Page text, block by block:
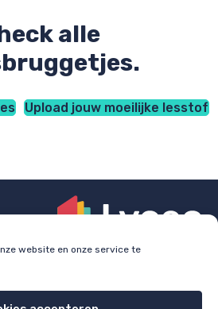
website en onze service te
alle
Upload jouw moeilijke lesstof